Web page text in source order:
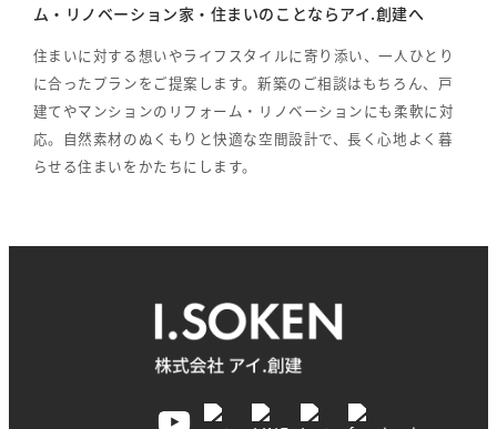
ム・リノベーション家・住まいのことならアイ.創建へ
住まいに対する想いやライフスタイルに寄り添い、一人ひとり
に合ったプランをご提案します。新築のご相談はもちろん、戸
建てやマンションのリフォーム・リノベーションにも柔軟に対
応。自然素材のぬくもりと快適な空間設計で、長く心地よく暮
らせる住まいをかたちにします。